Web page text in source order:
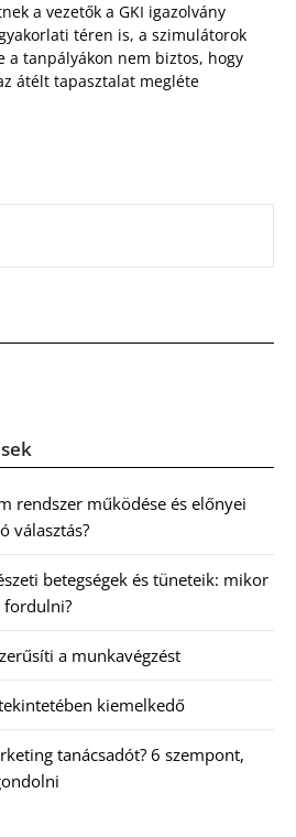
a vezetők a GKI igazolvány
téren is, a szimulátorok
a tanpályákon nem biztos, hogy
átélt tapasztalat megléte
rendszer működése és előnyei
választás?
betegségek és tüneteik: mikor
fordulni?
a munkavégzést
kiemelkedő
tanácsadót? 6 szempont,